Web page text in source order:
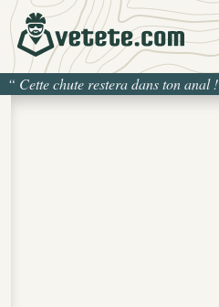
“ Cette chute restera dans ton anal !